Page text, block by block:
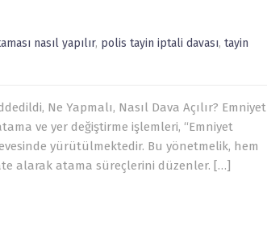
nasıl yapılır, polis tayin iptali davası, tayin
Ne Yapmalı, Nasıl Dava Açılır? Emniyet
ve yer değiştirme işlemleri, “Emniyet
yürütülmektedir. Bu yönetmelik, hem
alarak atama süreçlerini düzenler. […]